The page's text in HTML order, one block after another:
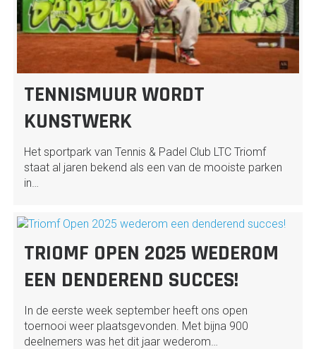
TENNISMUUR WORDT
KUNSTWERK
Het sportpark van Tennis & Padel Club LTC Triomf
staat al jaren bekend als een van de mooiste parken
in…
TRIOMF OPEN 2025 WEDEROM
EEN DENDEREND SUCCES!
In de eerste week september heeft ons open
toernooi weer plaatsgevonden. Met bijna 900
deelnemers was het dit jaar wederom…